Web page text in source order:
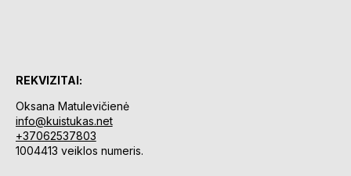
REKVIZITAI:
Oksana Matulevičienė
info@kuistukas.net
+37062537803
1004413 veiklos numeris.